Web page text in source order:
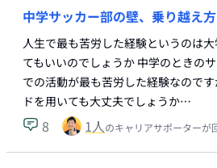
中学サッカー部の壁、乗り越え
人生で最も苦労した経験というのは
てもいいのでしょうか 中学のときの
での活動が最も苦労した経験なので
ドを用いても大丈夫でしょうか…
8 1人のキャリアサポーターが